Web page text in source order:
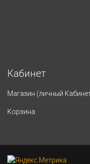
Кабинет
Магазин (личный
Корзина